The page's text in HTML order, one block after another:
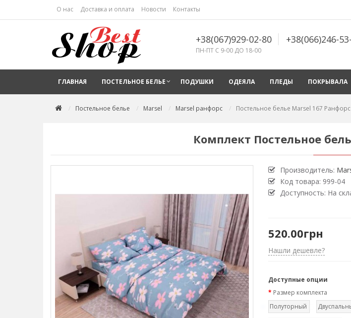
О нас Доставка и оплата Новости Контакты
+38(067)929-02-80 +38(066)246-
ПН-ПТ С 9-00 ДО 18-00
ГЛАВНАЯ ПОСТЕЛЬНОЕ БЕЛЬЕ ПОДУШКИ ОДЕЯЛА ПЛЕДЫ ПОКРЫВАЛА
Постельное белье Marsel Marsel ранфорс Постельное белье Marsel 167 Ранфорс
Комплект Постельное
Производитель:
Код товара: 999-04
Доступность: На
520.00грн
Нашли дешевле?
Доступные опции
Размер комплекта
Полуторный